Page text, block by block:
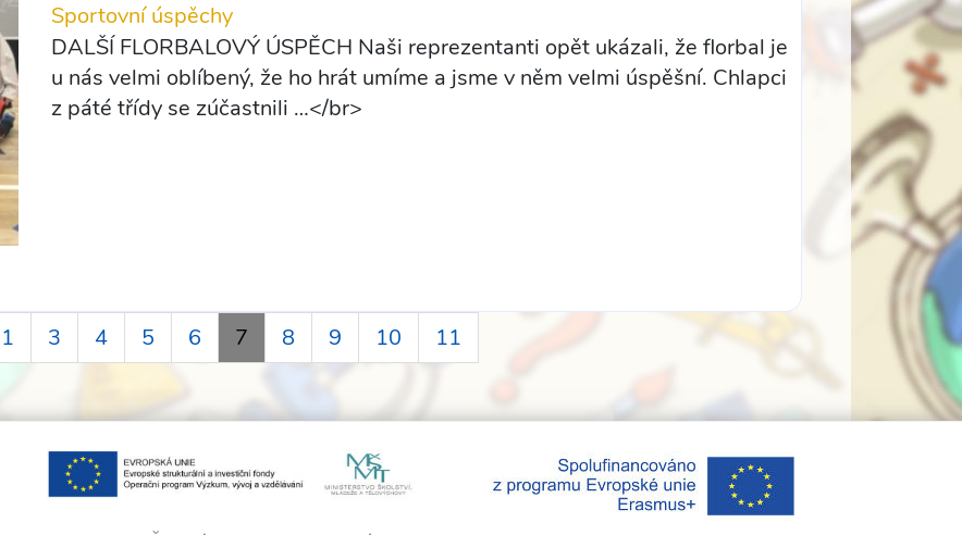
Sportovní úspěchy
DALŠÍ FLORBALOVÝ ÚSPĚCH Naši reprezentanti opět ukázali, že florbal je
u nás velmi oblíbený, že ho hrát umíme a jsme v něm velmi úspěšní. Chlapci
z páté třídy se zúčastnili …</br>
1 3 4 5 6 7 8 9 10 11